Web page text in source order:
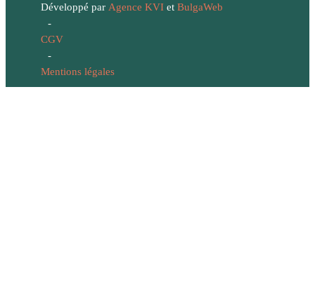
Développé par Agence KVIet BulgaWeb
-
CGV
-
Mentions légales